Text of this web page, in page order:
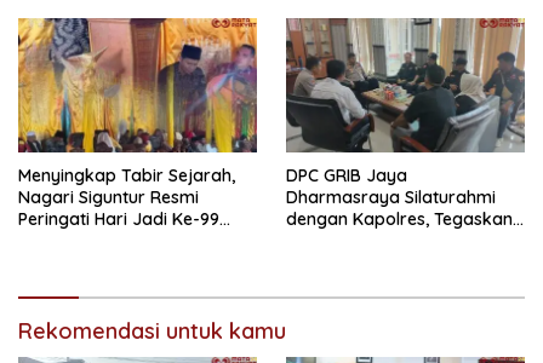
Kasih
Menyingkap Tabir Sejarah,
Nagari Siguntur Resmi
Peringati Hari Jadi Ke-99
DPC GRIB Jaya
Dharmasraya Silaturahmi
dengan Kapolres, Tegaskan
Rekomendasi untuk kamu